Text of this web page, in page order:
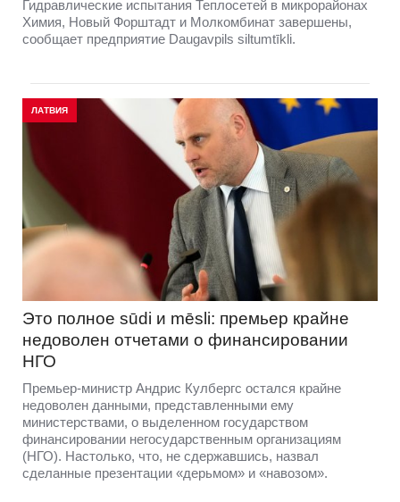
Гидравлические испытания Теплосетей в микрорайонах
Химия, Новый Форштадт и Молкомбинат завершены,
сообщает предприятие Daugavpils siltumtīkli.
ЛАТВИЯ
Это полное sūdi и mēsli: премьер крайне
недоволен отчетами о финансировании
НГО
Премьер-министр Андрис Кулбергс остался крайне
недоволен данными, представленными ему
министерствами, о выделенном государством
финансировании негосударственным организациям
(НГО). Настолько, что, не сдержавшись, назвал
сделанные презентации «дерьмом» и «навозом».